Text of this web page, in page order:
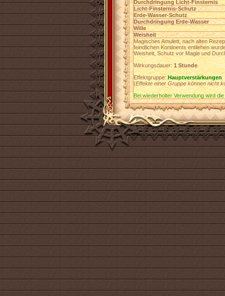
Durchdringung Licht-Finsternis
Licht-Finsternis-Schutz
Erde-Wasser-Schutz
Durchdringung Erde-Wasser
Wille
Weisheit
Magisches Amulett, nach alten
feindlichen Kontinents entliehen
Weisheit, Schutz vor Magie und
Wirkungsdauer:1 Stunde.
Effektgruppe:Hauptverstärkungen
(Effekte einer Gruppe können nicht
Bei wiederholter Verwendung wird